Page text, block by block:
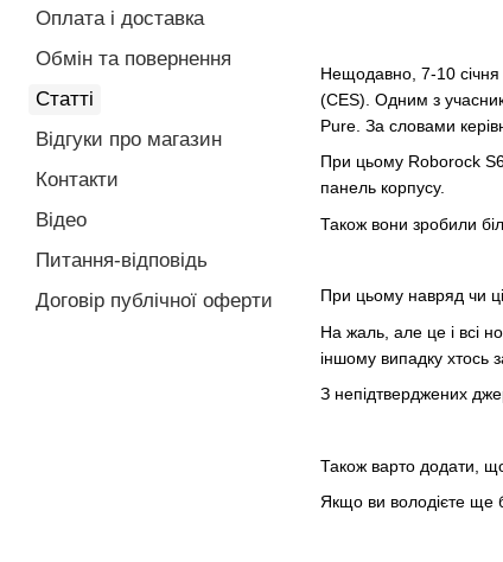
Нещодавно, 7-10 січня
(CES). Одним з
Pure. За словами
При цьому Roborock
панель корпусу.
Також вони зробили
При цьому навряд чи
На жаль, але це і всі
іншому випадку хтось
З непідтверджених
Також варто додати,
Якщо ви володієте ще
Оплата і доставка
Обмін та повернення
Статті
Відгуки про магазин
Контакти
Відео
Питання-відповідь
Договір публічної оферти